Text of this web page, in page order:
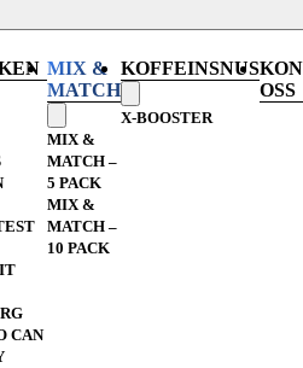
CAN
MIX &
MATCH
MIX &
MATCH –
5 PACK
MIX &
MATCH –
10 PACK
KOFFEINSNUS
X-BOOSTER
OSS